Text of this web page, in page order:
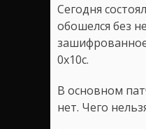
Сегодня
обошелся без
0x10c.
В основном
нет. Чего